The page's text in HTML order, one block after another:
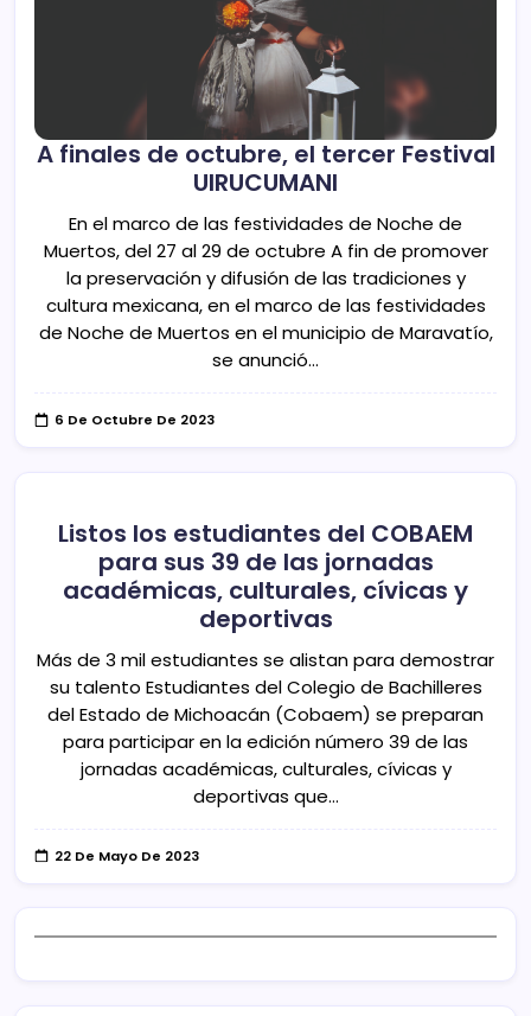
A finales de octubre, el tercer Festival
UIRUCUMANI
En el marco de las festividades de Noche de
Muertos, del 27 al 29 de octubre A fin de promover
la preservación y difusión de las tradiciones y
cultura mexicana, en el marco de las festividades
de Noche de Muertos en el municipio de Maravatío,
se anunció…
6 De Octubre De 2023
Listos los estudiantes del COBAEM
para sus 39 de las jornadas
académicas, culturales, cívicas y
deportivas
Más de 3 mil estudiantes se alistan para demostrar
su talento Estudiantes del Colegio de Bachilleres
del Estado de Michoacán (Cobaem) se preparan
para participar en la edición número 39 de las
jornadas académicas, culturales, cívicas y
deportivas que…
22 De Mayo De 2023